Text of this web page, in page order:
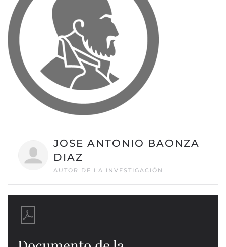
JOSE ANTONIO BAONZA
DIAZ
AUTOR DE LA INVESTIGACIÓN